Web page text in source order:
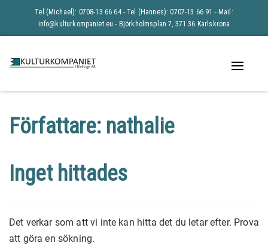
Tel (Michael): 0708-13 66 64 - Tel (Hannes): 0707-13 66 91 - Mail:
info@kulturkompaniet.eu - Björkholmsplan 7, 371 36 Karlskrona
Författare: nathalie
Inget hittades
Det verkar som att vi inte kan hitta det du letar efter. Prova
att göra en sökning.